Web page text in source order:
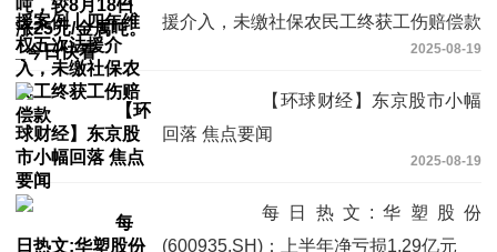
援介入，未缴社保农民工终获工伤赔偿款
2025-08-19
【环球财经】东京股市小幅
回落 焦点要闻
2025-08-19
每日热文:华塑股份
(600935.SH)：上半年净亏损1.29亿元